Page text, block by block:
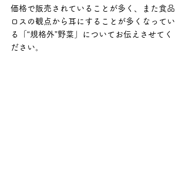
価格で販売されていることが多く、また食品
ロスの観点から耳にすることが多くなってい
る「“規格外”野菜」についてお伝えさせてく
ださい。